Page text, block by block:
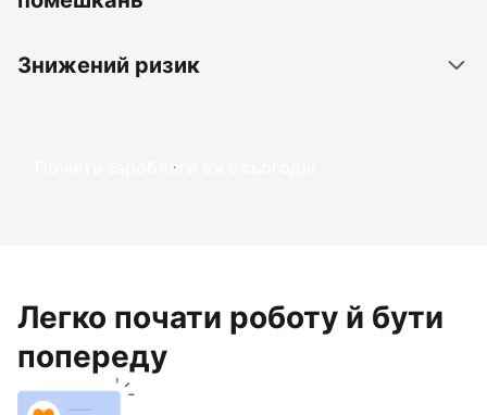
Знижений ризик
Почніть заробляти вже сьогодні
Легко почати роботу й бути
попереду